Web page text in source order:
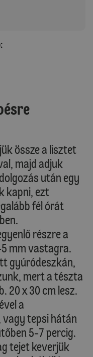
össze a lisztet
majd adjuk
után egy
kapni, ezt
fél órát
részre a
mm vastagra.
gyúródeszkán,
mert a tészta
20 x 30 cm lesz.
a
tepsi hátán
5-7 percig.
tejet keverjük